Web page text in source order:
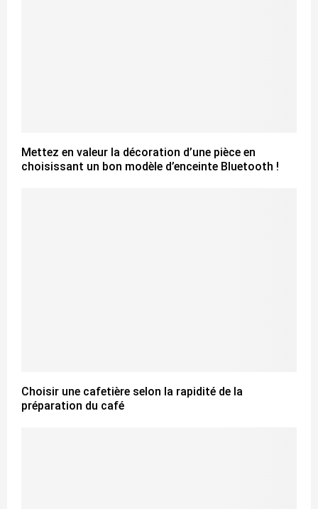
Mettez en valeur la décoration d’une pièce en
choisissant un bon modèle d’enceinte Bluetooth !
Choisir une cafetière selon la rapidité de la
préparation du café